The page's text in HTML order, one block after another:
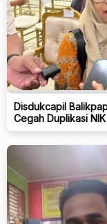
Disdukcapil
Cegah Duplikasi NIK